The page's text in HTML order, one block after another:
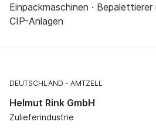
Einpackmaschinen ·
CIP-Anlagen
DEUTSCHLAND AMTZELL
Helmut Rink GmbH
Zulieferindustrie